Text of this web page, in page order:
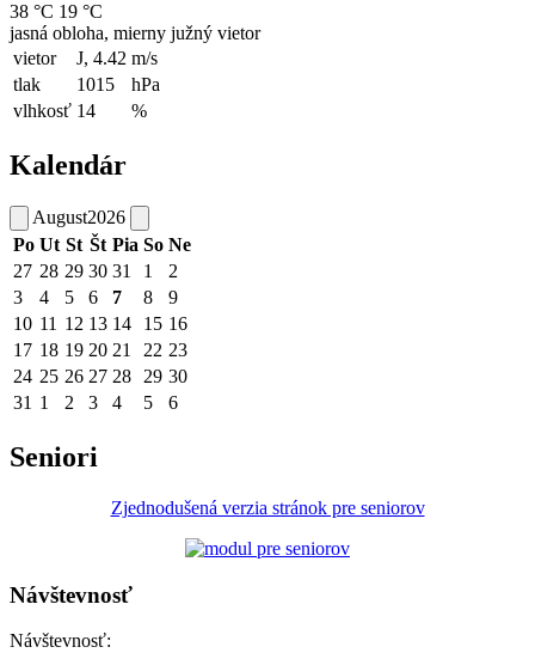
38 °C 19 °C
jasná obloha, mierny južný vietor
vietor
J, 4.42 m/s
tlak
1015
hPa
vlhkosť 14 %
Kalendár
August2026
Po Ut St Št Pia So Ne
27 28 29 30 31 1
2
3
4 5 6 7 8
9
10 11 12 13 14 15 16
17 18 19 20 21 22 23
24 25 26 27 28 29 30
31 1 2 3 4 5 6
Seniori
Zjednodušená verzia stránok pre seniorov
Návštevnosť
Návštevnosť: